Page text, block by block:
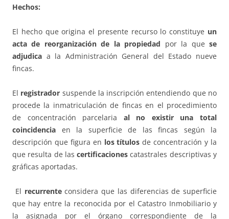
Hechos:
El hecho que origina el presente recurso lo constituye un
acta de reorganización de la propiedad por la quese
adjudica a la Administración General del Estado nueve
fincas.
El registrador suspende la inscripción entendiendo que no
procede la inmatriculación de fincas en el procedimiento
de concentración parcelaria al no existir una total
coincidencia en la superficie de las fincas según la
descripción que figura en los títulos de concentración y la
que resulta de lascertificacionescatastrales descriptivas y
gráficas aportadas.
El recurrenteconsidera que las diferencias de superficie
que hay entre la reconocida por el Catastro Inmobiliario y
la asignada por el órgano correspondiente de la